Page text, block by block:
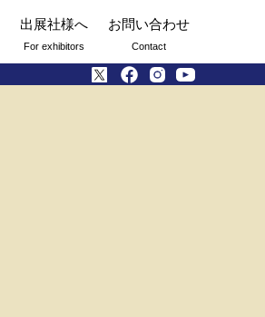
出展社様へ
For exhibitors
お問い合わせ
Contact